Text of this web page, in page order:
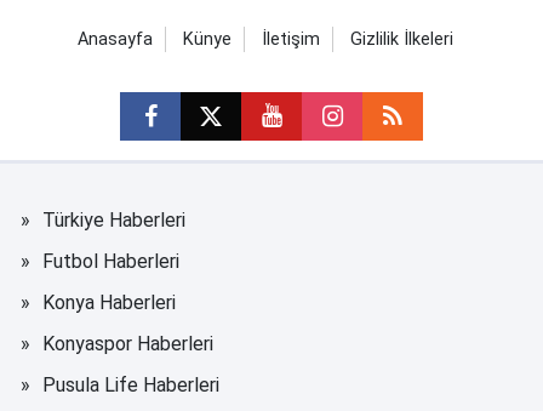
Anasayfa Künye İletişim Gizlilik İlkeleri
Türkiye Haberleri
Futbol Haberleri
Konya Haberleri
Konyaspor Haberleri
Pusula Life Haberleri